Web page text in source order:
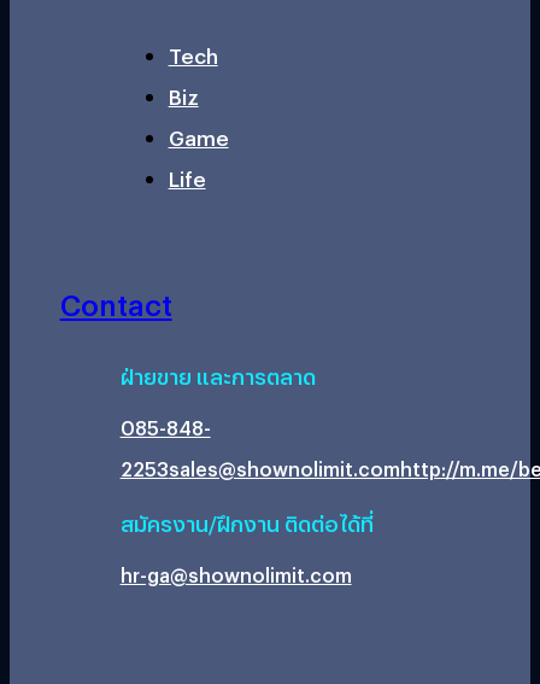
Tech
Biz
Game
Life
Contact
ฝ่ายขาย และการตลาด
085-848-
2253sales@shownolimit.comhttp://m.me/
สมัครงาน/ฝึกงาน ติดต่อได้ที่
hr-ga@shownolimit.com